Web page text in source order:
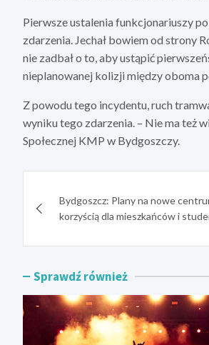
Pierwsze ustalenia funkcjonariuszy
zdarzenia. Jechał bowiem od strony
nie zadbał o to, aby ustąpić
nieplanowanej kolizji między oboma
Z powodu tego incydentu, ruch
wyniku tego zdarzenia. – Nie ma też
Społecznej KMP w Bydgoszczy.
wpisuBydgoszcz: Plany na nowe
korzyścią dla mieszkańców i
Sprawdź również